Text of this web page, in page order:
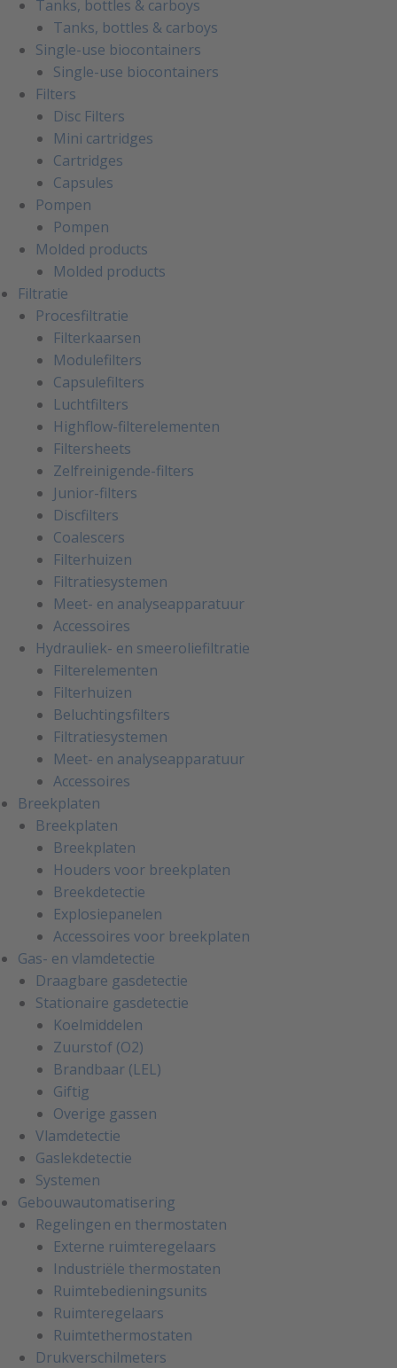
Tanks, bottles & carboys
Tanks, bottles & carboys
Single-use biocontainers
Single-use biocontainers
Filters
Disc Filters
Mini cartridges
Cartridges
Capsules
Pompen
Pompen
Molded products
Molded products
Filtratie
Procesfiltratie
Filterkaarsen
Modulefilters
Capsulefilters
Luchtfilters
Highflow-filterelementen
Filtersheets
Zelfreinigende-filters
Junior-filters
Discfilters
Coalescers
Filterhuizen
Filtratiesystemen
Meet- en analyseapparatuur
Accessoires
Hydrauliek- en smeeroliefiltratie
Filterelementen
Filterhuizen
Beluchtingsfilters
Filtratiesystemen
Meet- en analyseapparatuur
Accessoires
Breekplaten
Breekplaten
Breekplaten
Houders voor breekplaten
Breekdetectie
Explosiepanelen
Accessoires voor breekplaten
Gas- en vlamdetectie
Draagbare gasdetectie
Stationaire gasdetectie
Koelmiddelen
Zuurstof (O2)
Brandbaar (LEL)
Giftig
Overige gassen
Vlamdetectie
Gaslekdetectie
Systemen
Gebouwautomatisering
Regelingen en thermostaten
Externe ruimteregelaars
Industriële thermostaten
Ruimtebedieningsunits
Ruimteregelaars
Ruimtethermostaten
Drukverschilmeters